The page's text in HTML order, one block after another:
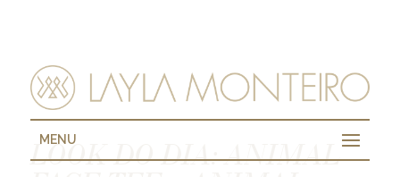
MENU
LOOK DO DIA: ANIMAL